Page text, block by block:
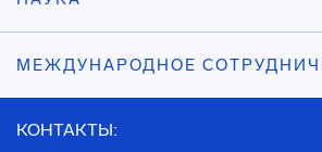
МЕЖДУНАРОДНОЕ
КОНТАКТЫ: